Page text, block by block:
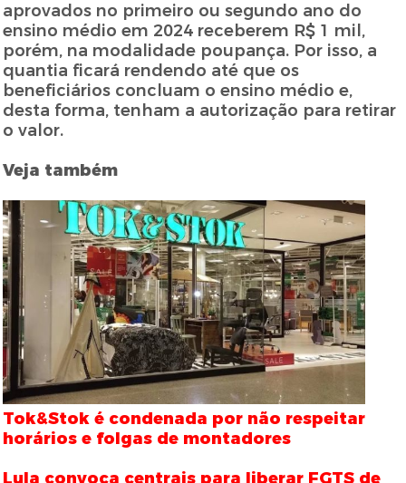
aprovados no primeiro ou segundo ano do
ensino médio em 2024 receberem R$ 1 mil,
porém, na modalidade poupança. Por isso, a
quantia ficará rendendo até que os
beneficiários concluam o ensino médio e,
desta forma, tenham a autorização para retirar
o valor.
Veja também
Tok&Stok é condenada por não respeitar
horários e folgas de montadores
Lula convoca centrais para liberar FGTS de